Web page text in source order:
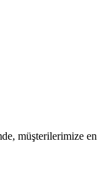
müşterilerimize en